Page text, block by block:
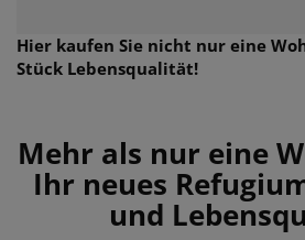
Hier kaufen Sie nicht nur eine
Stück Lebensqualität!
Mehr als nur eine
Ihr neues
und